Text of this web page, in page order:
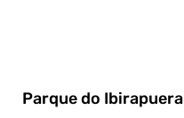
Parque do Ibirapuera